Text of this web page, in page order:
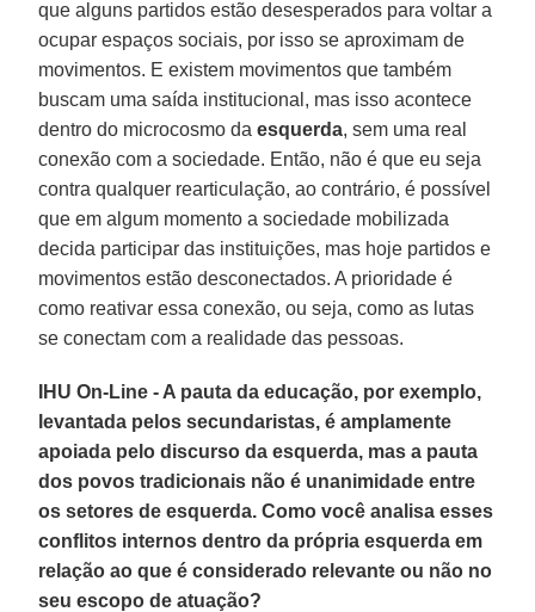
que alguns partidos estão desesperados para voltar a
ocupar espaços sociais, por isso se aproximam de
movimentos. E existem movimentos que também
buscam uma saída institucional, mas isso acontece
dentro do microcosmo daesquerda, sem uma real
conexão com a sociedade. Então, não é que eu seja
contra qualquer rearticulação, ao contrário, é possível
que em algum momento a sociedade mobilizada
decida participar das instituições, mas hoje partidos e
movimentos estão desconectados. A prioridade é
como reativar essa conexão, ou seja, como as lutas
se conectam com a realidade das pessoas.
IHU On-Line - A pauta da educação, por exemplo,
levantada pelos secundaristas, é amplamente
apoiada pelo discurso da esquerda, mas a pauta
dos povos tradicionais não é unanimidade entre
os setores de esquerda. Como você analisa esses
conflitos internos dentro da própria esquerda em
relação ao que é considerado relevante ou não no
seu escopo de atuação?